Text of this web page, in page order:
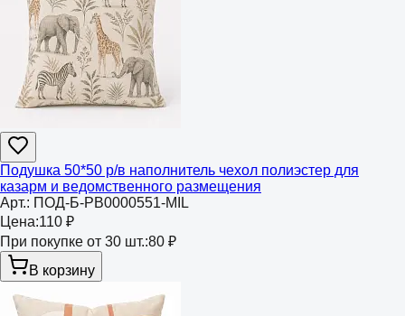
Подушка 50*50 р/в наполнитель чехол полиэстер для
казарм и ведомственного размещения
Арт.: ПОД-Б-РВ0000551-MIL
Цена:110 ₽
При покупке от 30 шт.:80 ₽
В корзину